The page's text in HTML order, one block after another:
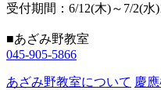
受付期間：6/12(木)～7/2(水
■あざみ野教室
045-905-5866
あざみ野教室について 慶